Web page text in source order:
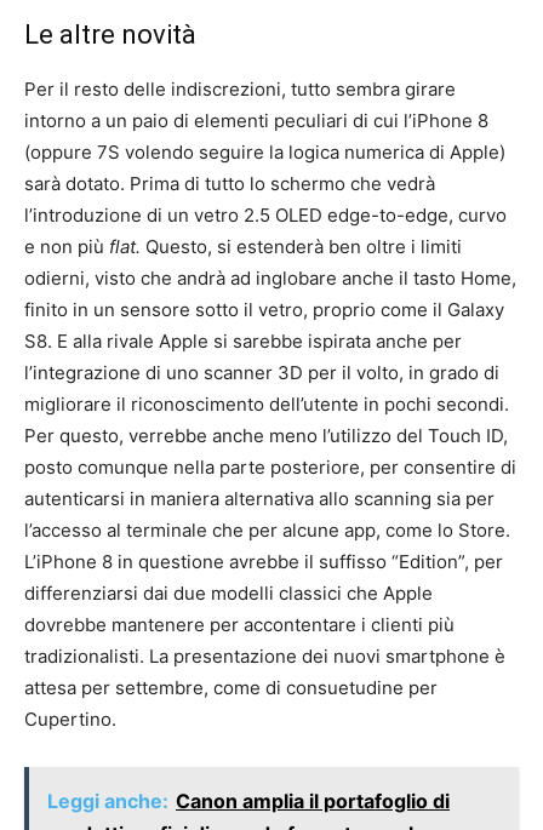
Le altre novità
Per il resto delle indiscrezioni, tutto sembra girare
intorno a un paio di elementi peculiari di cui l’iPhone 8
(oppure 7S volendo seguire la logica numerica di Apple)
sarà dotato. Prima di tutto lo schermo che vedrà
l’introduzione di un vetro 2.5 OLED edge-to-edge, curvo
e non più flat. Questo, si estenderà ben oltre i limiti
odierni, visto che andrà ad inglobare anche il tasto Home,
finito in un sensore sotto il vetro, proprio come il Galaxy
S8. E alla rivale Apple si sarebbe ispirata anche per
l’integrazione di uno scanner 3D per il volto, in grado di
migliorare il riconoscimento dell’utente in pochi secondi.
Per questo, verrebbe anche meno l’utilizzo del Touch ID,
posto comunque nella parte posteriore, per consentire di
autenticarsi in maniera alternativa allo scanning sia per
l’accesso al terminale che per alcune app, come lo Store.
L’iPhone 8 in questione avrebbe il suffisso “Edition”, per
differenziarsi dai due modelli classici che Apple
dovrebbe mantenere per accontentare i clienti più
tradizionalisti. La presentazione dei nuovi smartphone è
attesa per settembre, come di consuetudine per
Cupertino.
Leggi anche: Canon amplia il portafoglio di